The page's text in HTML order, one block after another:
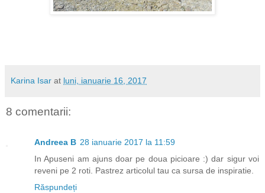
Karina Isar at luni, ianuarie 16, 2017
8 comentarii:
Andreea B 28 ianuarie 2017 la 11:59
In Apuseni am ajuns doar pe doua picioare :) dar sigur voi
reveni pe 2 roti. Pastrez articolul tau ca sursa de inspiratie.
Răspundeți